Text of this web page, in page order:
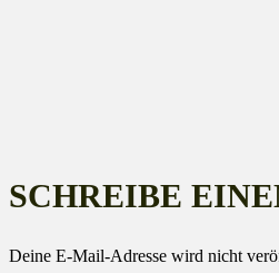
SCHREIBE
Deine E-Mail-Adresse wird nicht